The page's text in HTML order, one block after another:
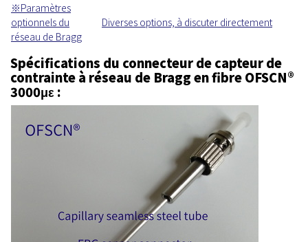
※Paramètres
optionnels du
réseau de Bragg
Diverses options, à discuter directement
Spécifications du connecteur de capteur de
contrainte à réseau de Bragg en fibre OFSCN®
3000με :